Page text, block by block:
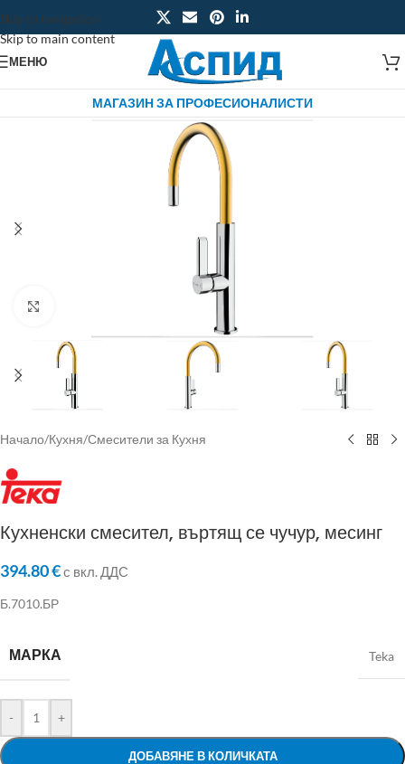
Skip to navigation
Skip to main content
МЕНЮ
МАГАЗИН ЗА ПРОФЕСИОНАЛИСТИ
Начало/Кухня/Смесители за Кухня
Кухненски смесител, въртящ се чучур, месинг
394.80€с вкл. ДДС
Б.7010.БР
МАРКА Teka
- +
ДОБАВЯНЕ В КОЛИЧКАТА